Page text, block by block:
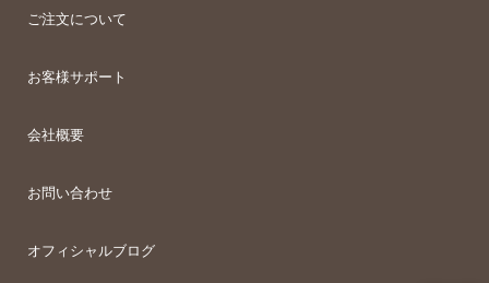
ご注文について
お客様サポート
会社概要
お問い合わせ
オフィシャルブログ